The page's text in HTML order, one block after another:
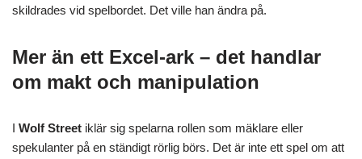
skildrades vid spelbordet. Det ville han ändra på.
Mer än ett Excel-ark – det handlar
om makt och manipulation
I Wolf Street iklär sig spelarna rollen som mäklare eller
spekulanter på en ständigt rörlig börs. Det är inte ett spel om att